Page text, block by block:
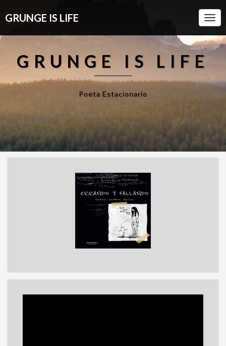
GRUNGE IS LIFE
GRUNGE IS LIFE
Poeta Estacionario